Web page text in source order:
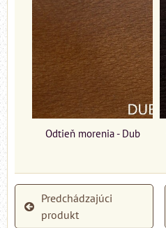
Odtieň morenia - Dub
Predchádzajúci
produkt